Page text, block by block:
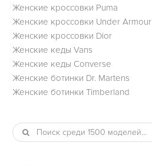
Женские кроссовки Puma
Женские кроссовки Under Armour
Женские кроссовки Dior
Женские кеды Vans
Женские кеды Converse
Женские ботинки Dr. Martens
Женские ботинки Timberland